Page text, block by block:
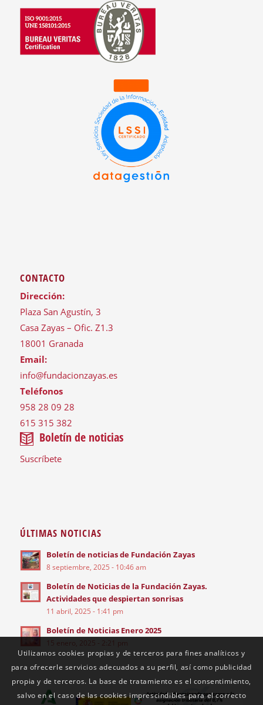
CONTACTO
Dirección:
Plaza San Agustín, 3
Casa Zayas – Ofic. Z1.3
18001 Granada
Email:
info@fundacionzayas.es
Teléfonos
958 28 09 28
615 315 382
Boletín de noticias
Suscríbete
ÚLTIMAS NOTICIAS
Boletín de noticias de Fundación Zayas
8 septiembre, 2025 - 10:46 am
Boletín de Noticias de la Fundación Zayas.
Actividades que despiertan sonrisas
11 abril, 2025 - 1:41 pm
Boletín de Noticias Enero 2025
15 enero, 2025 - 2:21 pm
Utilizamos cookies propias y de terceros para fines analíticos y
para ofrecerle servicios adecuados a su perfil, así como publicidad
propia y de terceros. La base de tratamiento es el consentimiento,
salvo en el caso de las cookies imprescindibles para el correcto